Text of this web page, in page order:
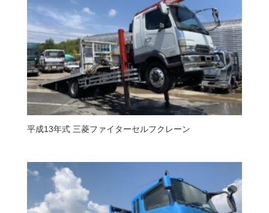
平成13年式 三菱ファイターセルフクレーン